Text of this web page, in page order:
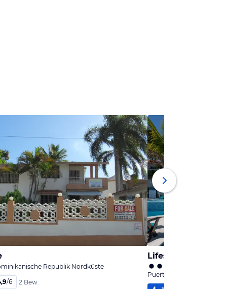
Republik Nordküste
/6 2 Bew.
Puerto Plata,